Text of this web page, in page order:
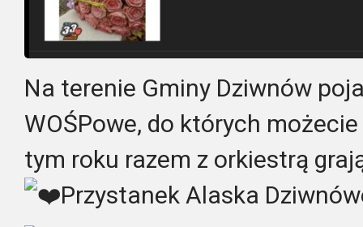
Na terenie Gminy Dziwnów
WOŚPowe, do których
tym roku razem z orkiestrą
Przystanek Alaska